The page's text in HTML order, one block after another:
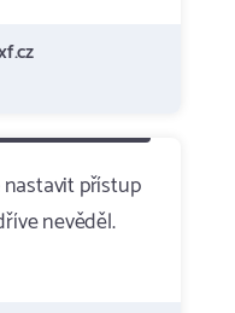
přístup
nevěděl.